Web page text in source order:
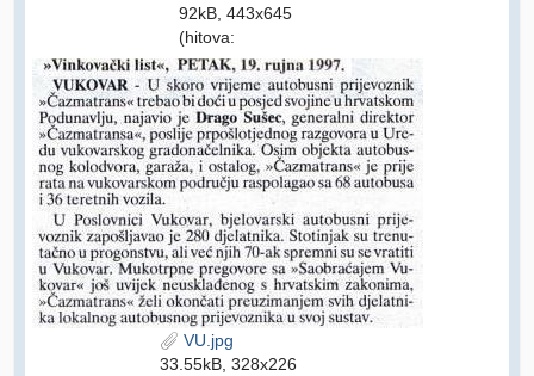
92kB, 443x645
(hitova:
VU.jpg
33.55kB, 328x226